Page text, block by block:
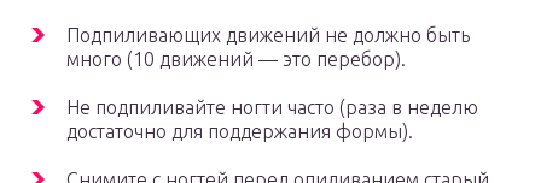
Подпиливающих движений не должно быть
много (10 движений — это перебор).
Не подпиливайте ногти часто (раза в неделю
достаточно для поддержания формы).